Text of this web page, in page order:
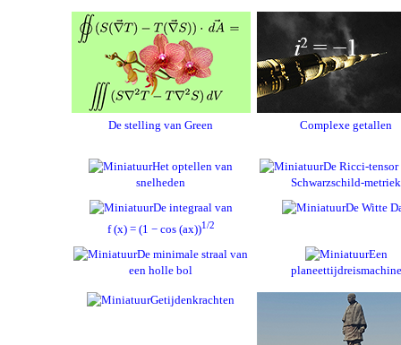
De stelling van Green Complexe getallen
Het optellen van
snelheden
De Ricci-tensor
Schwarzschild-metriek
De integraal van
f (x) = (1 − cos (ax))1/2
De Witte
De minimale straal van
een holle bol
Een
planeettijdreismachine
Getijdenkrachten